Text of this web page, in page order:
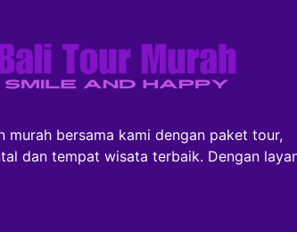
murah bersama kami dengan paket tour,
dan tempat wisata terbaik. Dengan